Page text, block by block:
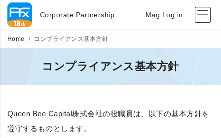
Corporate Partnership Mag Log in
Home コンプライアンス基本方針
コンプライアンス基本方針
Queen Bee Capital株式会社の役職員は、以下の基本方針を
遵守するものとします。